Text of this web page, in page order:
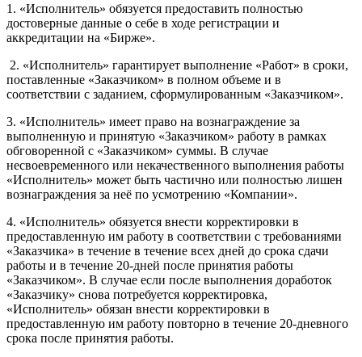
1. «Исполнитель» обязуется предоставить полностью
достоверные данные о себе в ходе регистрации и
аккредитации на «Бирже».
2. «Исполнитель» гарантирует выполнение «Работ» в сроки,
поставленные «Заказчиком» в полном объеме и в
соответствии с заданием, сформулированным «Заказчиком».
3. «Исполнитель» имеет право на вознаграждение за
выполненную и принятую «Заказчиком» работу в рамках
обговоренной с «Заказчиком» суммы. В случае
несвоевременного или некачественного выполнения работы
«Исполнитель» может быть частично или полностью лишен
вознаграждения за неё по усмотрению «Компании».
4. «Исполнитель» обязуется внести корректировки в
предоставленную им работу в соответствии с требованиями
«Заказчика» в течение в течение всех дней до срока сдачи
работы и в течение 20-дней после принятия работы
«Заказчиком». В случае если после выполнения доработок
«Заказчику» снова потребуется корректировка,
«Исполнитель» обязан внести корректировки в
предоставленную им работу повторно в течение 20-дневного
срока после принятия работы.